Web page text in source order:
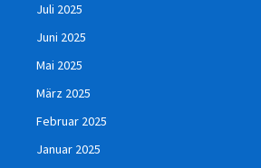
Juli 2025
Juni 2025
Mai 2025
März 2025
Februar 2025
Januar 2025